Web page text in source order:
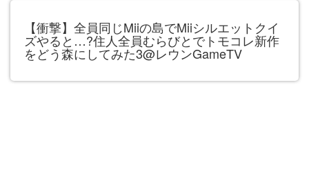
【衝撃】全員同じMiiの島でMiiシルエットクイ
ズやると…?住人全員むらびとでトモコレ新作
をどう森にしてみた3@レウンGameTV